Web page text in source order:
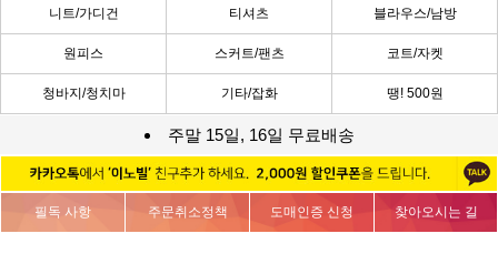
니트/가디건 티셔츠 블라우스/남방
원피스 스커트/팬츠 코트/자켓
청바지/청치마 기타/잡화 땡! 500원
주말 15일, 16일 무료배송
필독 사항 주문취소정책 도매인증 신청 찾아오시는 길